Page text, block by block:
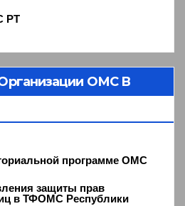
РТ
ОМС В
программе ОМС
защиты прав
в ТФОМС Республики